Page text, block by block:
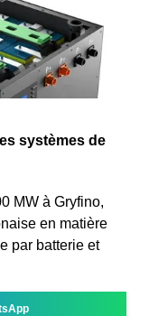
systèmes de
MW à Gryfino,
en matière
par batterie et